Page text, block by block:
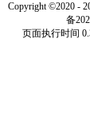
Copyright ©2020 -
备
页面执行时间